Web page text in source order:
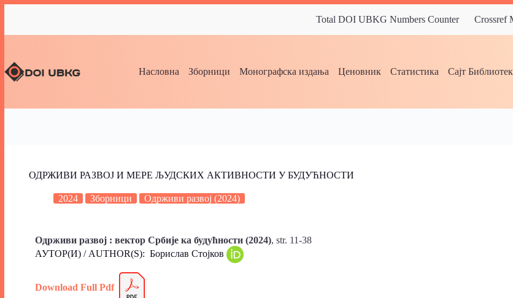
Total DOI UBKG Numbers Counter Crossref
Насловна Зборници Монографска издања Ценовник Статистика Сајт
ОДРЖИВИ РАЗВОЈ И МЕРЕ ЉУДСКИХ АКТИВНОСТИ У БУДУЋНОСТИ
2024 Зборници Одрживи развој (2024)
Одрживи развој : вектор Србије ка будућности (2024), str. 11-38
АУТОР(И) / AUTHOR(S): Борислав Стојков
Download Full Pdf